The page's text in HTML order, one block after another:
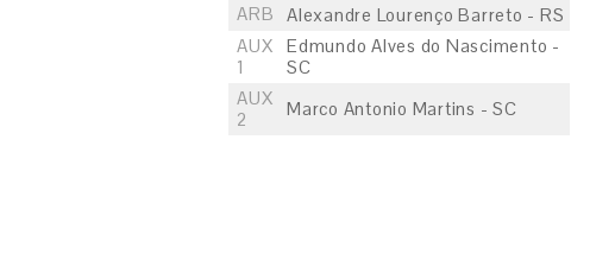
ARB
Alexandre Lourenço Barreto - RS
AUX
1
Edmundo Alves do Nascimento -
SC
AUX
2
Marco Antonio Martins - SC